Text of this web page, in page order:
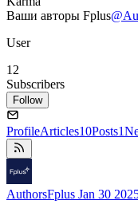
Ваши авторы Fplus
User
12
Subscribers
Follow
ProfileArticles10Posts1
AuthorsFplus Jan 30